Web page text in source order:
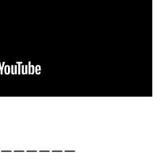
ーーーーー